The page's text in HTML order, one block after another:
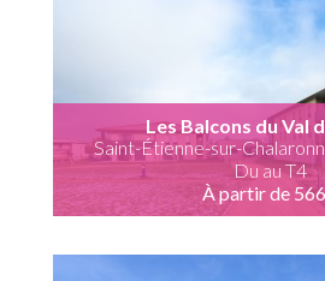
Les Balcons du Val
Saint-Étienne-sur-
Du au T4
À partir de